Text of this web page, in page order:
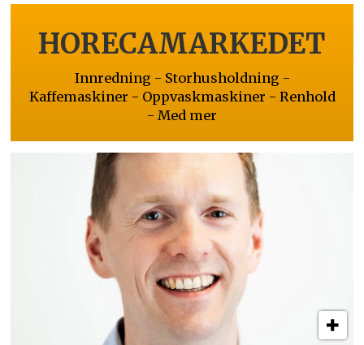
HORECAMARKEDET
Innredning - Storhusholdning -
Kaffemaskiner - Oppvaskmaskiner - Renhold
- Med mer